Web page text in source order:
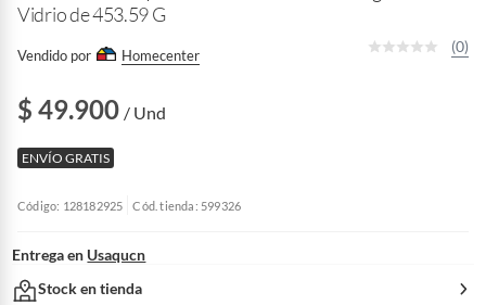
Vidrio de 453.59 G
Vendido por Homecenter
(0)
$ 49.900 / Und
ENVÍO GRATIS
Código: 128182925 Cód. tienda: 599326
Entrega en Usaqucn
Stock en tienda